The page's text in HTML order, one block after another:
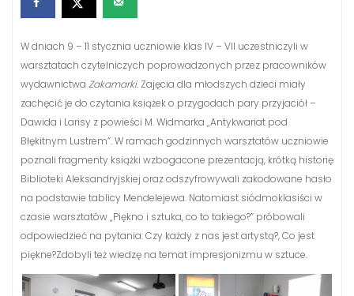
W dniach 9 – 11 stycznia uczniowie klas IV – VII uczestniczyli w
warsztatach czytelniczych poprowadzonych przez pracowników
wydawnictwa Zakamarki. Zajęcia dla młodszych dzieci miały
zachęcić je do czytania książek o przygodach pary przyjaciół –
Dawida i Larisy z powieści M. Widmarka „Antykwariat pod
Błękitnym Lustrem”. W ramach godzinnych warsztatów uczniowie
poznali fragmenty książki wzbogacone prezentacją, krótką historię
Biblioteki Aleksandryjskiej oraz odszyfrowywali zakodowane hasło
na podstawie tablicy Mendelejewa. Natomiast siódmoklasiści w
czasie warsztatów „Piękno i sztuka, co to takiego?” próbowali
odpowiedzieć na pytania: Czy każdy z nas jest artystą?, Co jest
piękne?Zdobyli też wiedzę na temat impresjonizmu w sztuce.